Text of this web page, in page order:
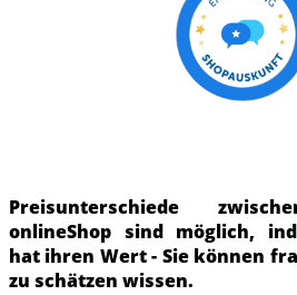
Preisunterschiede
onlineShop sind möglich,
hat ihren Wert - Sie können
zu schätzen wissen.